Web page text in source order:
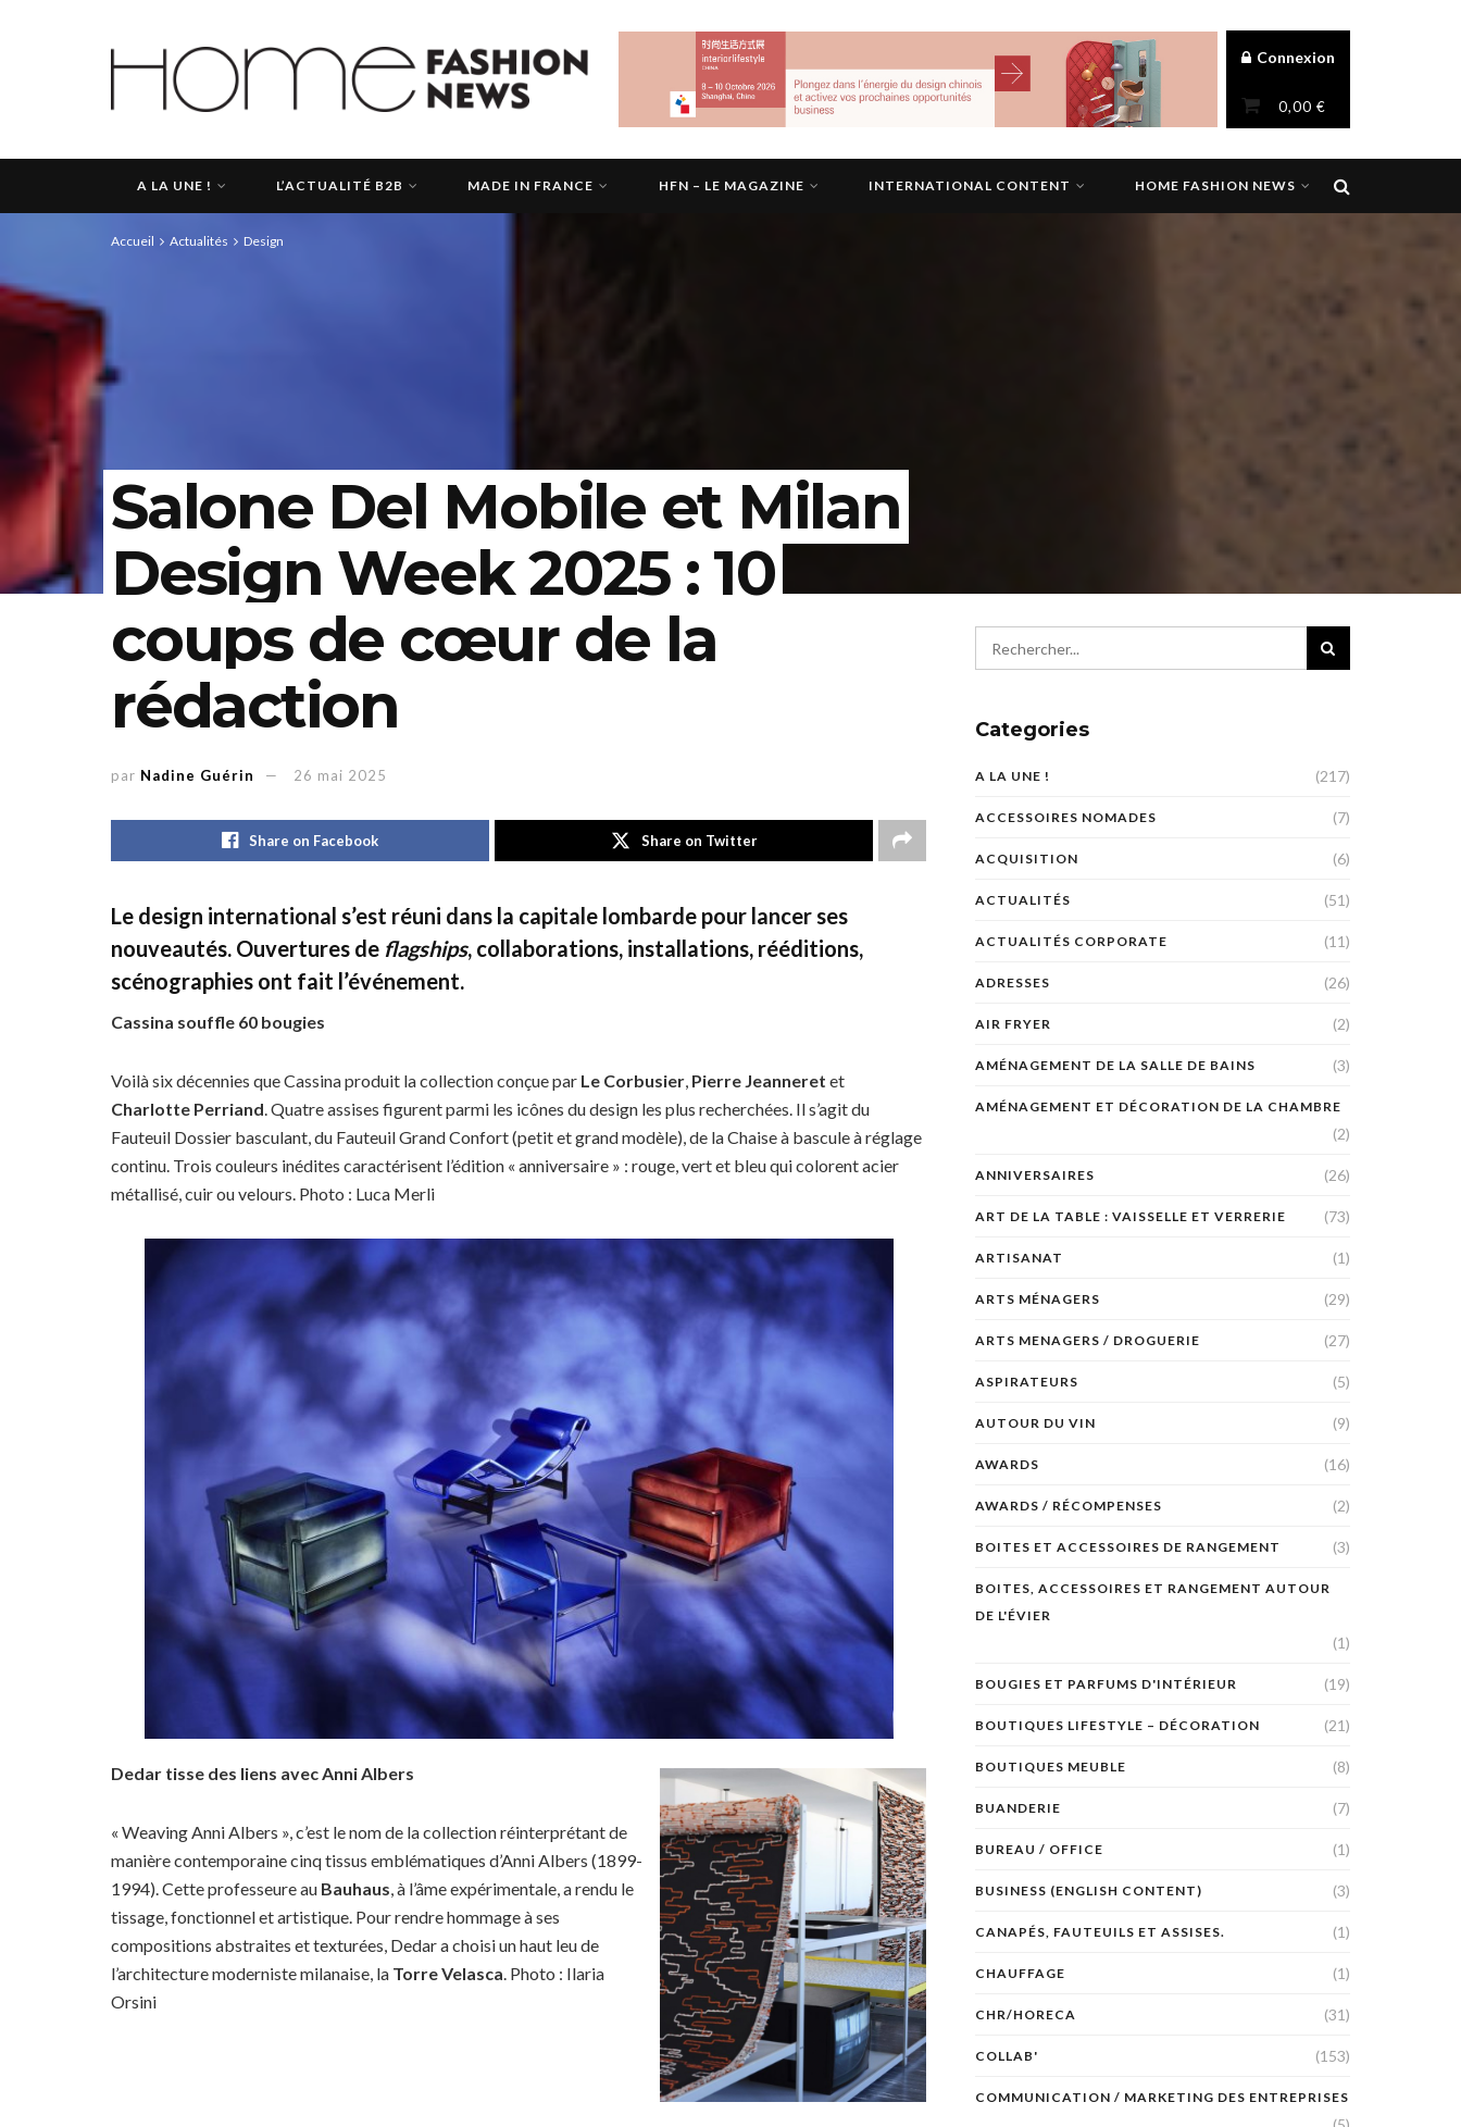
Connexion
0,00 €
A LA UNE ! L’ACTUALITÉ B2B MADE IN FRANCE HFN – LE MAGAZINE INTERNATIONAL CONTENT HOME FASHION NEWS
Accueil Actualités Design
Salone Del Mobile et Milan
Design Week 2025 : 10
coups de cœur de la
rédaction
par Nadine Guérin 26 mai 2025
Share on Facebook Share on Twitter
Le design international s’est réuni dans la capitale lombarde pour lancer ses
nouveautés. Ouvertures de flagships, collaborations, installations, rééditions,
scénographies ont fait l’événement.
Cassina souffle 60 bougies
Voilà six décennies que Cassina produit la collection conçue par Le Corbusier, Pierre Jeanneret et
Charlotte Perriand. Quatre assises figurent parmi les icônes du design les plus recherchées. Il s’agit du
Fauteuil Dossier basculant, du Fauteuil Grand Confort (petit et grand modèle), de la Chaise à bascule à réglage
continu. Trois couleurs inédites caractérisent l’édition « anniversaire » : rouge, vert et bleu qui colorent acier
métallisé, cuir ou velours. Photo : Luca Merli
Dedar tisse des liens avec Anni Albers
« Weaving Anni Albers », c’est le nom de la collection réinterprétant de
manière contemporaine cinq tissus emblématiques d’Anni Albers (1899-
1994). Cette professeure au Bauhaus, à l’âme expérimentale, a rendu le
tissage, fonctionnel et artistique. Pour rendre hommage à ses
compositions abstraites et texturées, Dedar a choisi un haut leu de
l’architecture moderniste milanaise, la Torre Velasca. Photo : Ilaria
Orsini
Categories
A LA UNE ! (217)
ACCESSOIRES NOMADES (7)
ACQUISITION (6)
ACTUALITÉS (51)
ACTUALITÉS CORPORATE (11)
ADRESSES (26)
AIR FRYER (2)
AMÉNAGEMENT DE LA SALLE DE BAINS (3)
AMÉNAGEMENT ET DÉCORATION DE LA CHAMBRE
(2)
ANNIVERSAIRES (26)
ART DE LA TABLE : VAISSELLE ET VERRERIE (73)
ARTISANAT (1)
ARTS MÉNAGERS (29)
ARTS MENAGERS / DROGUERIE (27)
ASPIRATEURS (5)
AUTOUR DU VIN (9)
AWARDS (16)
AWARDS / RÉCOMPENSES (2)
BOITES ET ACCESSOIRES DE RANGEMENT (3)
BOITES, ACCESSOIRES ET RANGEMENT AUTOUR
DE L'ÉVIER
(1)
BOUGIES ET PARFUMS D'INTÉRIEUR (19)
BOUTIQUES LIFESTYLE – DÉCORATION (21)
BOUTIQUES MEUBLE (8)
BUANDERIE (7)
BUREAU / OFFICE (1)
BUSINESS (ENGLISH CONTENT) (3)
CANAPÉS, FAUTEUILS ET ASSISES. (1)
CHAUFFAGE (1)
CHR/HORECA (31)
COLLAB' (153)
COMMUNICATION / MARKETING DES ENTREPRISES